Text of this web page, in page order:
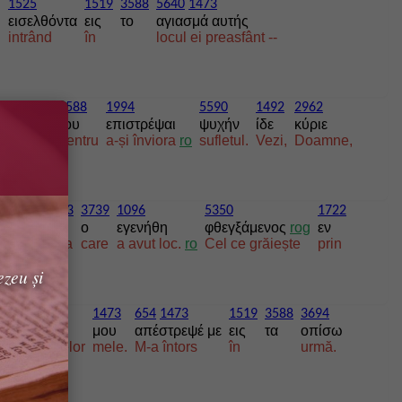
1525
εισελθόντα
intrând
1519
εις
în
3588
το
5640 1473
αγιασμά αυτής
locul ei preasfânt --
3588
του
pentru
1994
επιστρέψαι
a-și înviora ro
5590
ψυχήν
sufletul.
1492
ίδε
Vezi,
2962
κύριε
Doamne,
1473
mea
3739
ο
care
1096
εγενήθη
a avut loc. ro
5350
φθεγξάμενος rog
Cel ce grăiește
1722
εν
prin
4228
ποσί
picioarelor
1473
μου
mele.
654 1473
απέστρεψέ με
M-a întors
1519
εις
în
3588
τα
3694
οπίσω
urmă.
și